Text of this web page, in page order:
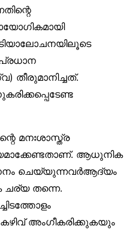
തീരുമാനിച്ചത്.
മനഃശാസ്ത്ര
ആധുനിക
ചെയ്യുന്നവര്‍ആദ്യം
ചര്യ തന്നെ.
അംഗീകരിക്കുകയും